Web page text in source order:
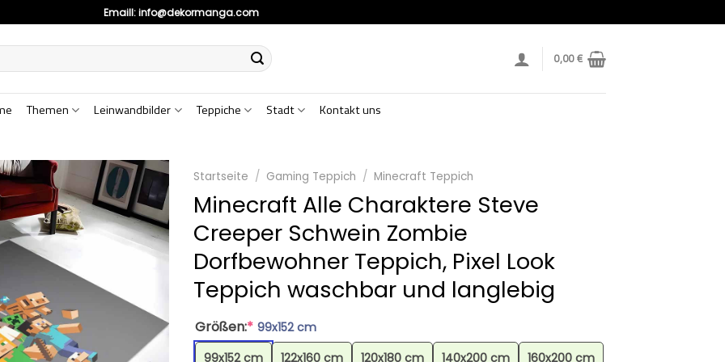
Emaill:info@dekormanga.com
0,00€
Themen Leinwandbilder Teppiche Stadt Kontakt uns
Startseite / Gaming Teppich / Minecraft Teppich
Minecraft Alle Charaktere Steve
Creeper Schwein Zombie
Dorfbewohner Teppich, Pixel Look
Teppich waschbar und langlebig
Größen:* 99x152 cm
99x152 cm
122x160 cm 120x180 cm 140x200 cm 160x200 cm